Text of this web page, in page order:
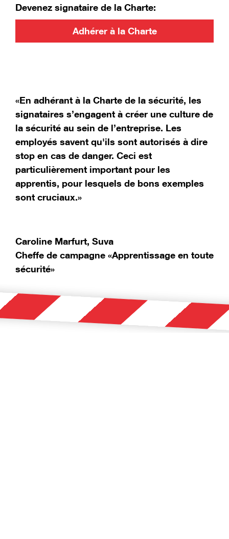
Devenez signataire de la Charte:
Adhérer à la Charte
«En adhérant à la Charte de la sécurité, les
signataires s’engagent à créer une culture de
la sécurité au sein de l’entreprise. Les
employés savent qu'ils sont autorisés à dire
stop en cas de danger. Ceci est
particulièrement important pour les
apprentis, pour lesquels de bons exemples
sont cruciaux.»
Caroline Marfurt, Suva
Cheffe de campagne «Apprentissage en toute
sécurité»